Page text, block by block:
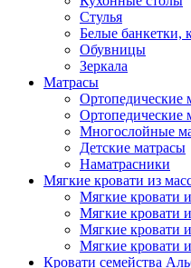
Стулья
Белые банкетки,
Обувницы
Зеркала
Матрасы
Ортопедические
Ортопедические
Многослойные
Детские матрасы
Наматрасники
Мягкие кровати из
Мягкие кровати
Мягкие кровати
Мягкие кровати
Мягкие кровати
Кровати семейства